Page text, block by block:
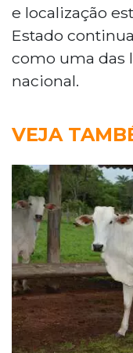
e localização
Estado
como uma das
nacional.
VEJA